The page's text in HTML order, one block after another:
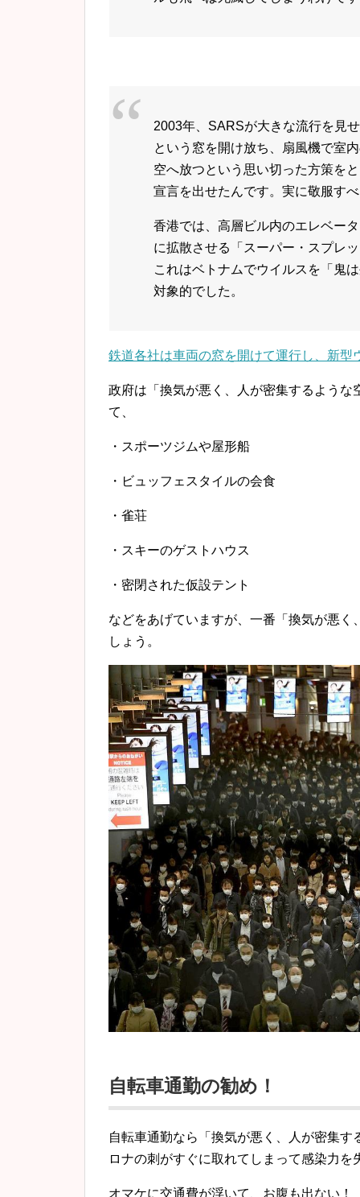
2003年、SARSが大きな流行を見
という窓を開け放ち、扇風機で室
空へ放つという思い切った方策を
宣言を出せたんです。実に敬服す
香港では、高層ビル内のエレベー
に拡散させる「スーパー・スプレ
これはベトナムでウイルスを「鬼
対象的でした。
鉄道各社は車両の窓を開けて運行し、新型
政府は「換気が悪く、人が密集するよう
て、
・スポーツジムや屋形船
・ビュッフェスタイルの会食
・雀荘
・スキーのゲストハウス
・密閉された仮設テント
などをあげていますが、一番「換気が悪
しょう。
自転車通勤の勧め！
自転車通勤なら「換気が悪く、人が密集
ロナの刺がすぐに取れてしまって感染力を
オマケに交通費が浮いて、お腹も出ない！